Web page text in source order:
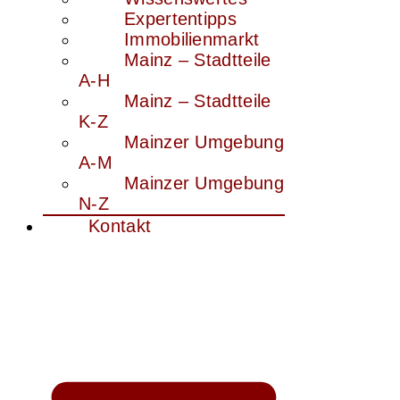
Expertentipps
Immobilienmarkt
Mainz – Stadtteile
A-H
Mainz – Stadtteile
K-Z
Mainzer Umgebung
A-M
Mainzer Umgebung
N-Z
Kontakt